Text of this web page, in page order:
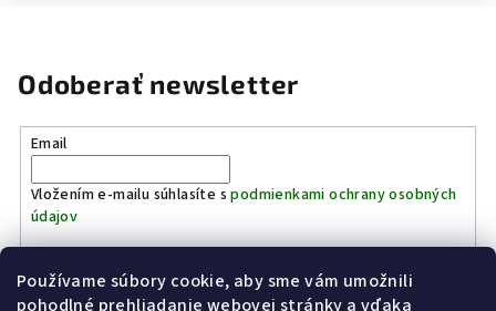
Používame súbory cookie, aby sme vám umožnili
pohodlné prehliadanie webovej stránky a vďaka
Odoberať newsletter
Email
Vložením e-mailu súhlasíte spodmienkami ochrany osobných
údajov
Prihlásiť sa